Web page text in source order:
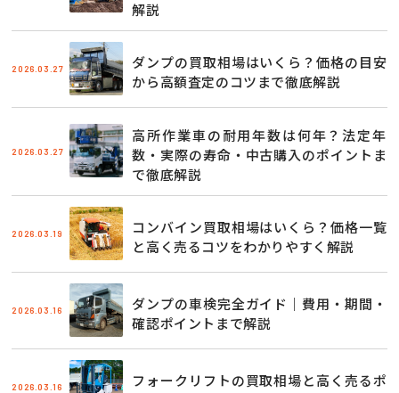
解説
2026.03.27
ダンプの買取相場はいくら？価格の目安
から高額査定のコツまで徹底解説
2026.03.27
高所作業車の耐用年数は何年？法定年
数・実際の寿命・中古購入のポイントま
で徹底解説
2026.03.19
コンバイン買取相場はいくら？価格一覧
と高く売るコツをわかりやすく解説
2026.03.16
ダンプの車検完全ガイド｜費用・期間・
確認ポイントまで解説
2026.03.16
フォークリフトの買取相場と高く売るポ